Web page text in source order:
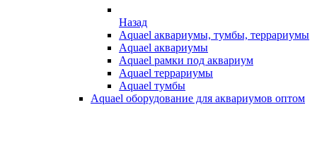
Назад
Aquael аквариумы, тумбы, террариумы
Aquael аквариумы
Aquael рамки под аквариум
Aquael террариумы
Aquael тумбы
Aquael оборудование для аквариумов оптом